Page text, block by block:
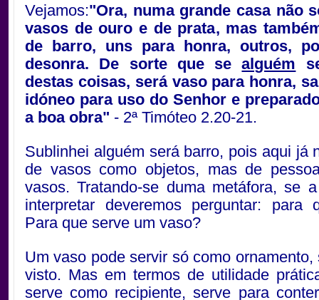
Vejamos:"Ora, numa grande casa não
vasos de ouro e de prata, mas
de barro, uns para honra, outros,
desonra. De sorte que sealguém
destas coisas, será vaso para honra,
idóneo para uso do Senhor e
a boa obra" - 2ª Timóteo 2.20-21.
Sublinhei alguém será barro, pois aqui já
de vasos como objetos, mas de
vasos. Tratando-se duma metáfora, se
interpretar deveremos perguntar: para
Para que serve um vaso?
Um vaso pode servir só como ornamento,
visto. Mas em termos de utilidade
serve como recipiente, serve para